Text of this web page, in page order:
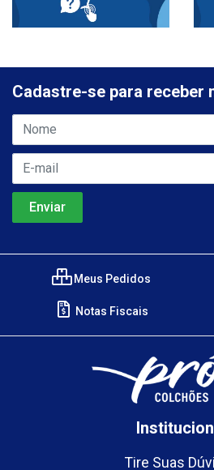
Cadastre-se para receber
Meus Pedidos
Notas Fiscais
Tire Suas